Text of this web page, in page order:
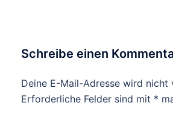
Schreibe einen
Deine E-Mail-Adresse wird
Erforderliche Felder sind mit *